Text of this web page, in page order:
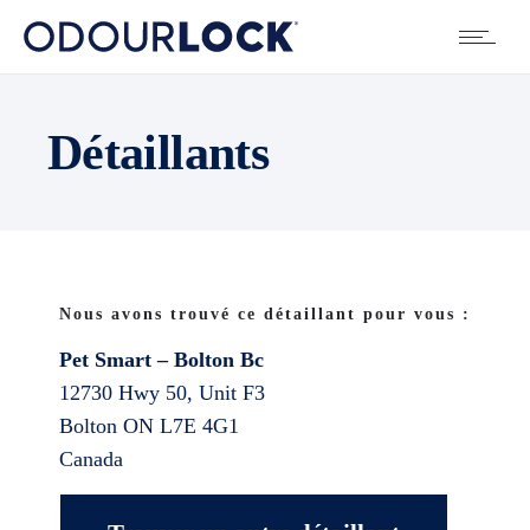
Détaillants
Nous avons trouvé ce détaillant pour vous :
Pet Smart – Bolton Bc
12730 Hwy 50, Unit F3
Bolton ON L7E 4G1
Canada